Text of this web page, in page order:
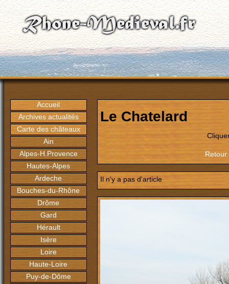
Accueil
Archives actualités
Carte des châteaux
Ain
Alpes-H.Provence
Hautes-Alpes
Ardeche
Bouches-du-Rhône
Drôme
Gard
Hérault
Isère
Loire
Haute-Loire
Puy-de-Dôme
Le Chatelard
Il n'y a pas d'article